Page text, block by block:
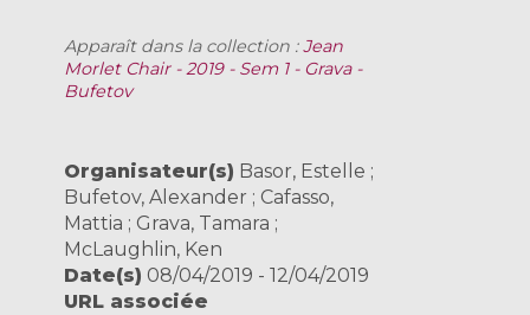
Apparaît dans la collection :Jean
Morlet Chair - 2019 - Sem 1 - Grava -
Bufetov
Organisateur(s) Basor, Estelle ;
Bufetov, Alexander ; Cafasso,
Mattia ; Grava, Tamara ;
McLaughlin, Ken
Date(s) 08/04/2019 - 12/04/2019
URL associée